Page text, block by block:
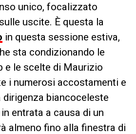
unico, focalizzato
uscite. È questa la
in questa sessione estiva,
sta condizionando le
e le scelte di Maurizio
i numerosi accostamenti e
dirigenza biancoceleste
entrata a causa di un
almeno fino alla finestra di